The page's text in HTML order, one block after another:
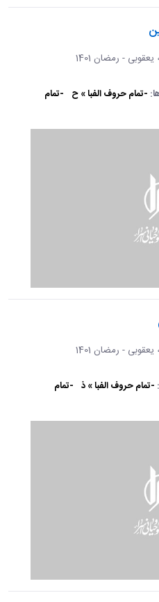
- رمضان 1401
-تمام حروف الفبا » ح -تمام
- رمضان 1401
-تمام حروف الفبا » ذ -تمام